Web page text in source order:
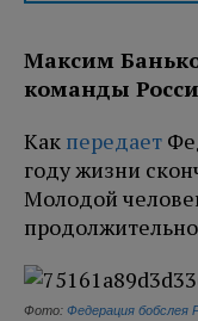
Максим
команды
Как передает
году жизни
Молодой
Фото: Федерация бобслея